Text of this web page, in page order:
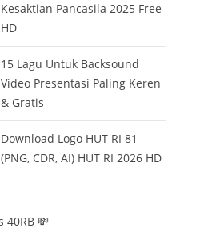
Kesaktian Pancasila 2025 Free
HD
15 Lagu Untuk Backsound
Video Presentasi Paling Keren
& Gratis
Download Logo HUT RI 81
(PNG, CDR, AI) HUT RI 2026 HD